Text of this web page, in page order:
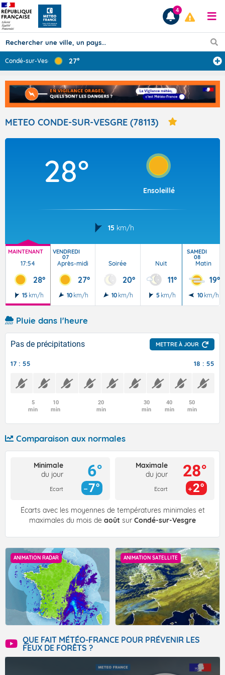
Prévisions
TOUS LES RÉSULTATS
Articles
4
Condé-sur-Vesgr ... 27°
METEO CONDE-SUR-VESGRE (78113)
28°
Ensoleillé
15 km/h
MAINTENANT
17:54
28°
15 km/h
VENDREDI
07
Après-midi
27°
10 km/h
Soirée
20°
10 km/h
Nuit
11°
5 km/h
SAMEDI
08
Matin
19°
10 km/h
Pluie dans l'heure
Pas de précipitations METTRE À JOUR
17 : 55 18 : 55
5
min
10
min
20
min
30
min
40
min
50
min
Comparaison aux normales
Minimale
du jour
Ecart
6°
7°
Maximale
du jour
Ecart
28°
2°
Écarts avec les moyennes de températures minimales et
maximales du mois de août sur Condé-sur-Vesgre
ANIMATION RADAR ANIMATION SATELLITE
QUE FAIT MÉTÉO-FRANCE POUR PRÉVENIR LES
FEUX DE FORÊTS ?